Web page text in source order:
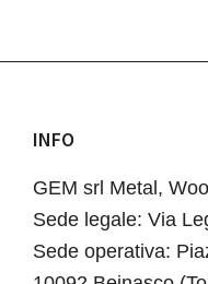
Footer
INFO
GEM srl Metal,
Sede legale: Via
Sede operativa: